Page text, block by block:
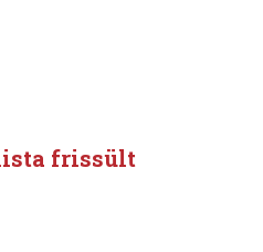
frissült